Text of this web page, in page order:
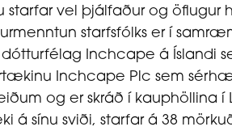
starfar vel þjálfaður og öflugur
starfsfólks er í
dótturfélag Inchcape á Íslandi
Inchcape Plc sem
og er skráð í kauphöllina
á sínu sviði, starfar á 38